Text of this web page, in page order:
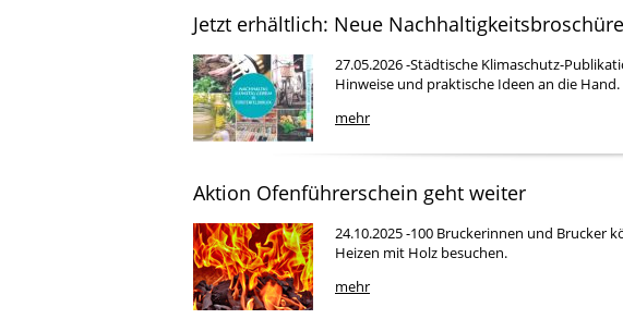
Jetzt erhältlich: Neue
27.05.2026 -Städtische Klimaschutz-
Hinweise und praktische Ideen an die Hand.
mehr
Aktion Ofenführerschein geht weiter
24.10.2025 -100 Bruckerinnen und Brucker
Heizen mit Holz besuchen.
mehr